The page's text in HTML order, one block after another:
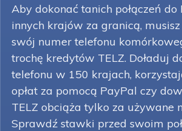
Aby dokonać tanich połączeń
innych krajów za granicą,
swój numer telefonu
trochę kredytów TELZ. Doładuj
telefonu w 150 krajach,
opłat za pomocą PayPal czy
TELZ obciąża tylko za używane
Sprawdź stawki przed swoim